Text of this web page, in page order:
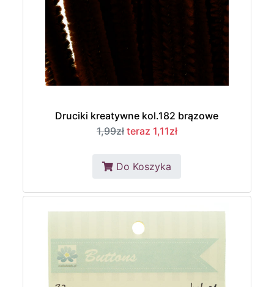
Druciki kreatywne kol.182 brązowe
1,99zł teraz 1,11zł
Do Koszyka